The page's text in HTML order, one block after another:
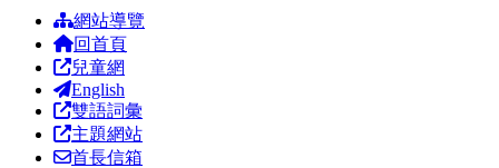
網站導覽
回首頁
兒童網
English
雙語詞彙
主題網站
首長信箱